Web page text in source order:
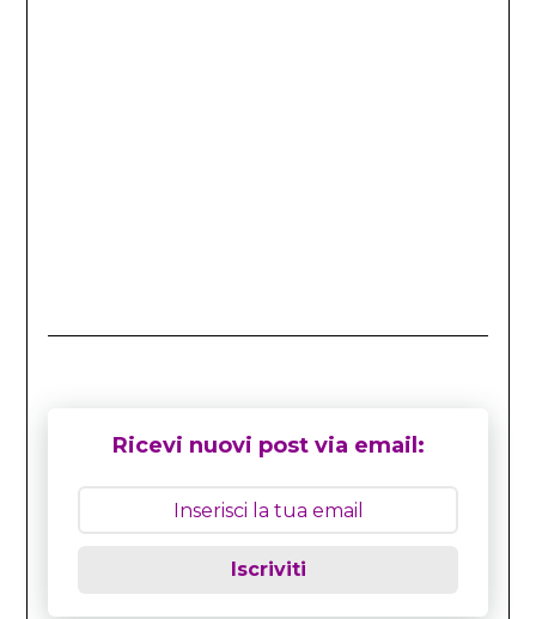
Ricevi nuovi post via email:
Iscriviti